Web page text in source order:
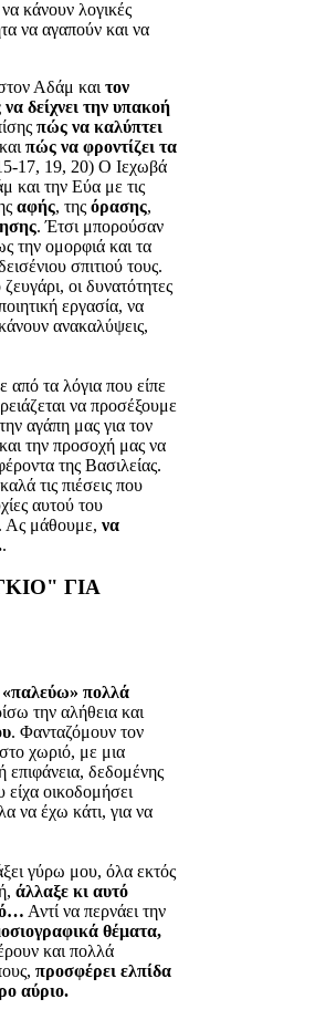
κάνουν λογικές
να αγαπούν και να
Αδάμ και τον
δείχνει την υπακοή
πώς να καλύπτει
πώς να φροντίζει τα
17, 19, 20) Ο Ιεχωβά
και την Εύα με τις
αφής, της όρασης,
. Έτσι μπορούσαν
την ομορφιά και τα
σπιτιού τους.
οι δυνατότητες
εργασία, να
ανακαλύψεις,
τα λόγια που είπε
να προσέξουμε
αγάπη μας για τον
την προσοχή μας να
της Βασιλείας.
τις πιέσεις που
αυτού του
Ας μάθουμε, να
.
ΓΙΑ
«παλεύω» πολλά
την αλήθεια και
. Φανταζόμουν τον
χωριό, με μια
επιφάνεια, δεδομένης
είχα οικοδομήσει
να έχω κάτι, για να
γύρω μου, όλα εκτός
άλλαξε κι αυτό
Αντί να περνάει την
θέματα,
και πολλά
προσφέρει ελπίδα
αύριο.